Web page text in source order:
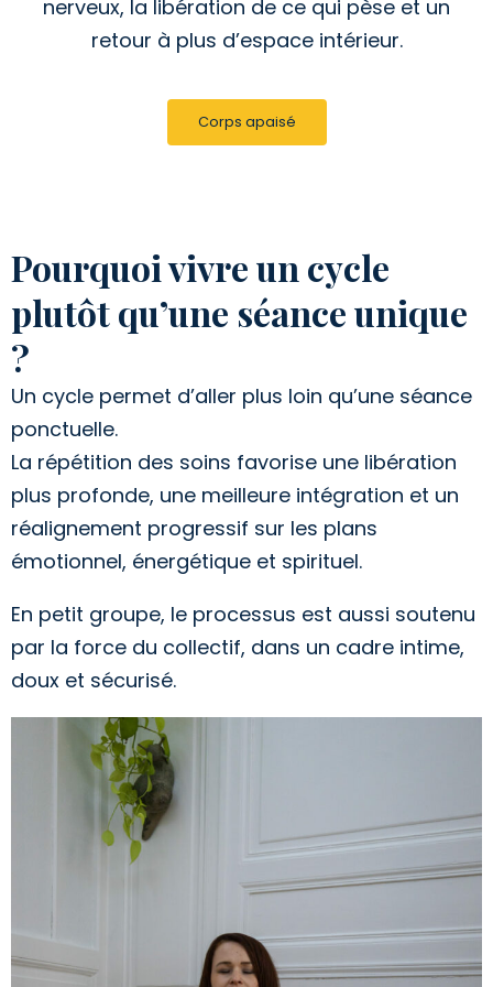
nerveux, la libération de ce qui pèse et un
retour à plus d’espace intérieur.
Corps apaisé
Pourquoi vivre un cycle
plutôt qu’une séance unique
?
Un cycle permet d’aller plus loin qu’une séance
ponctuelle.
La répétition des soins favorise une libération
plus profonde, une meilleure intégration et un
réalignement progressif sur les plans
émotionnel, énergétique et spirituel.
En petit groupe, le processus est aussi soutenu
par la force du collectif, dans un cadre intime,
doux et sécurisé.